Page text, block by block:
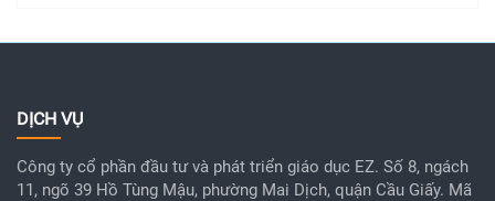
DỊCH VỤ
Công ty cổ phần đầu tư và phát triển giáo dục EZ. Số 8, ngách
11, ngõ 39 Hồ Tùng Mậu, phường Mai Dịch, quận Cầu Giấy. Mã